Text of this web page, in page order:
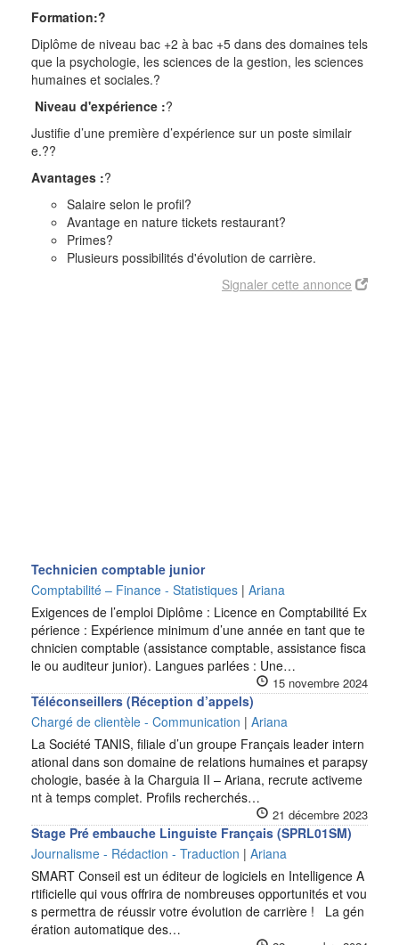
Formation:?
Diplôme de niveau bac +2 à bac +5 dans des domaines tels
que la psychologie, les sciences de la gestion, les sciences
humaines et sociales.?
Niveau d'expérience :?
Justifie d’une première d’expérience sur un poste similair
e.??
Avantages :?
Salaire selon le profil?
Avantage en nature tickets restaurant?
Primes?
Plusieurs possibilités d'évolution de carrière.
Signaler cette annonce
Technicien comptable junior
Comptabilité – Finance - Statistiques | Ariana
Exigences de l’emploi Diplôme : Licence en Comptabilité Ex
périence : Expérience minimum d’une année en tant que te
chnicien comptable (assistance comptable, assistance fisca
le ou auditeur junior). Langues parlées : Une…
15 novembre 2024
Téléconseillers (Réception d’appels)
Chargé de clientèle - Communication | Ariana
La Société TANIS, filiale d’un groupe Français leader intern
ational dans son domaine de relations humaines et parapsy
chologie, basée à la Charguia II – Ariana, recrute activeme
nt à temps complet. Profils recherchés…
21 décembre 2023
Stage Pré embauche Linguiste Français (SPRL01SM)
Journalisme - Rédaction - Traduction | Ariana
SMART Conseil est un éditeur de logiciels en Intelligence A
rtificielle qui vous offrira de nombreuses opportunités et vou
s permettra de réussir votre évolution de carrière ! La gén
ération automatique des…